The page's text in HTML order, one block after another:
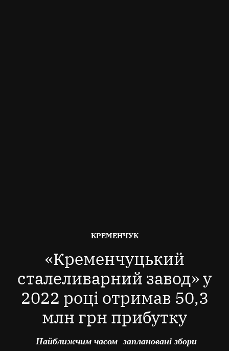
ОПУБЛІКОВАНО
КРЕМЕНЧУК
«Кременчуцький
сталеливарний завод» у
2022 році отримав 50,3
млн грн прибутку
Найближчим часом заплановані збори